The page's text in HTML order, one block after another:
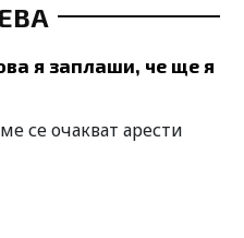
я заплаши, че ще я
се очакват арести